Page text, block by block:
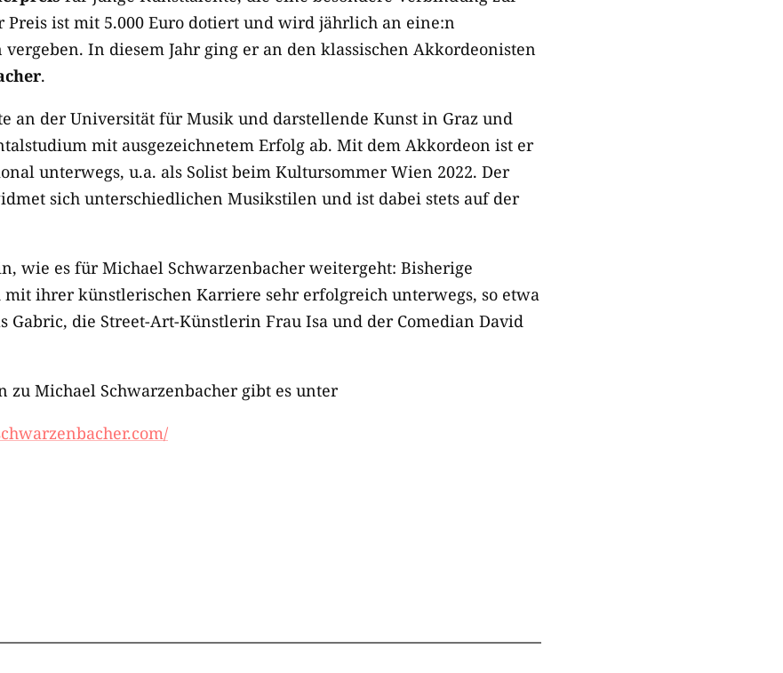
Preis ist mit 5.000 Euro dotiert und wird jährlich an eine:n
In diesem Jahr ging er an den klassischen Akkordeonisten
.
an der Universität für Musik und darstellende Kunst in Graz und
mit ausgezeichnetem Erfolg ab. Mit dem Akkordeon ist er
unterwegs, u.a. als Solist beim Kultursommer Wien 2022. Der
sich unterschiedlichen Musikstilen und ist dabei stets auf der
wie es für Michael Schwarzenbacher weitergeht: Bisherige
ihrer künstlerischen Karriere sehr erfolgreich unterwegs, so etwa
Gabric, die Street-Art-Künstlerin Frau Isa und der Comedian David
zu Michael Schwarzenbacher gibt es unter